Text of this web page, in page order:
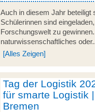
Auch in diesem Jahr beteiligt
Schülerinnen sind
Forschungswelt zu
naturwissenschaftliches
[Alles Zeigen]
Tag der Logistik
für smarte Logistik
Bremen